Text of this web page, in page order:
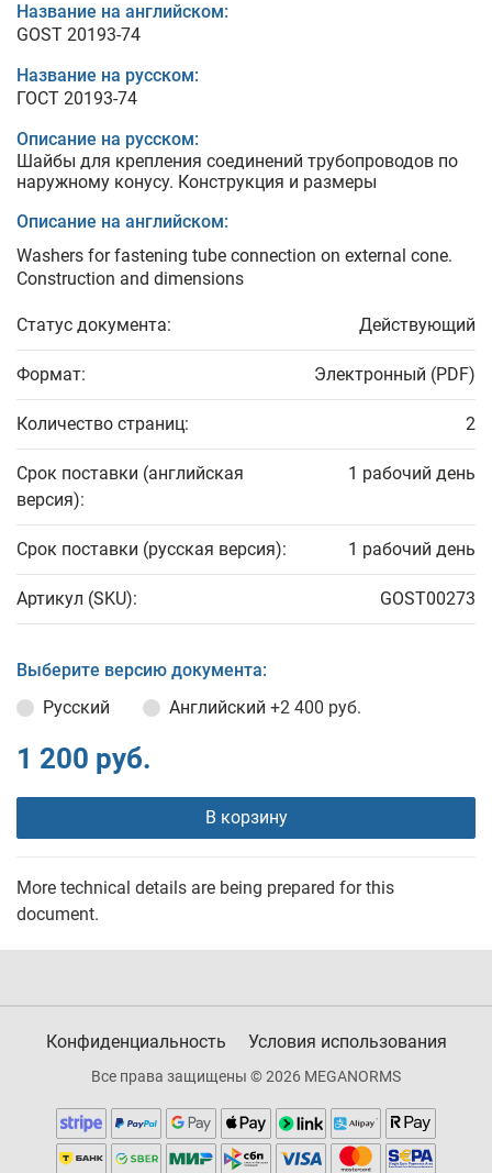
Название на английском:
GOST 20193-74
Название на русском:
ГОСТ 20193-74
Описание на русском:
Шайбы для крепления соединений трубопроводов по
наружному конусу. Конструкция и размеры
Описание на английском:
Washers for fastening tube connection on external cone.
Construction and dimensions
Статус документа: Действующий
Формат: Электронный (PDF)
Количество страниц: 2
Срок поставки (английская
версия):
1 рабочий день
Срок поставки (русская версия): 1 рабочий день
Артикул (SKU): GOST00273
Выберите версию документа:
Русский
Английский +2 400 руб.
1 200 руб.
В корзину
More technical details are being prepared for this
document.
Конфиденциальность Условия использования
Все права защищены © 2026 MEGANORMS